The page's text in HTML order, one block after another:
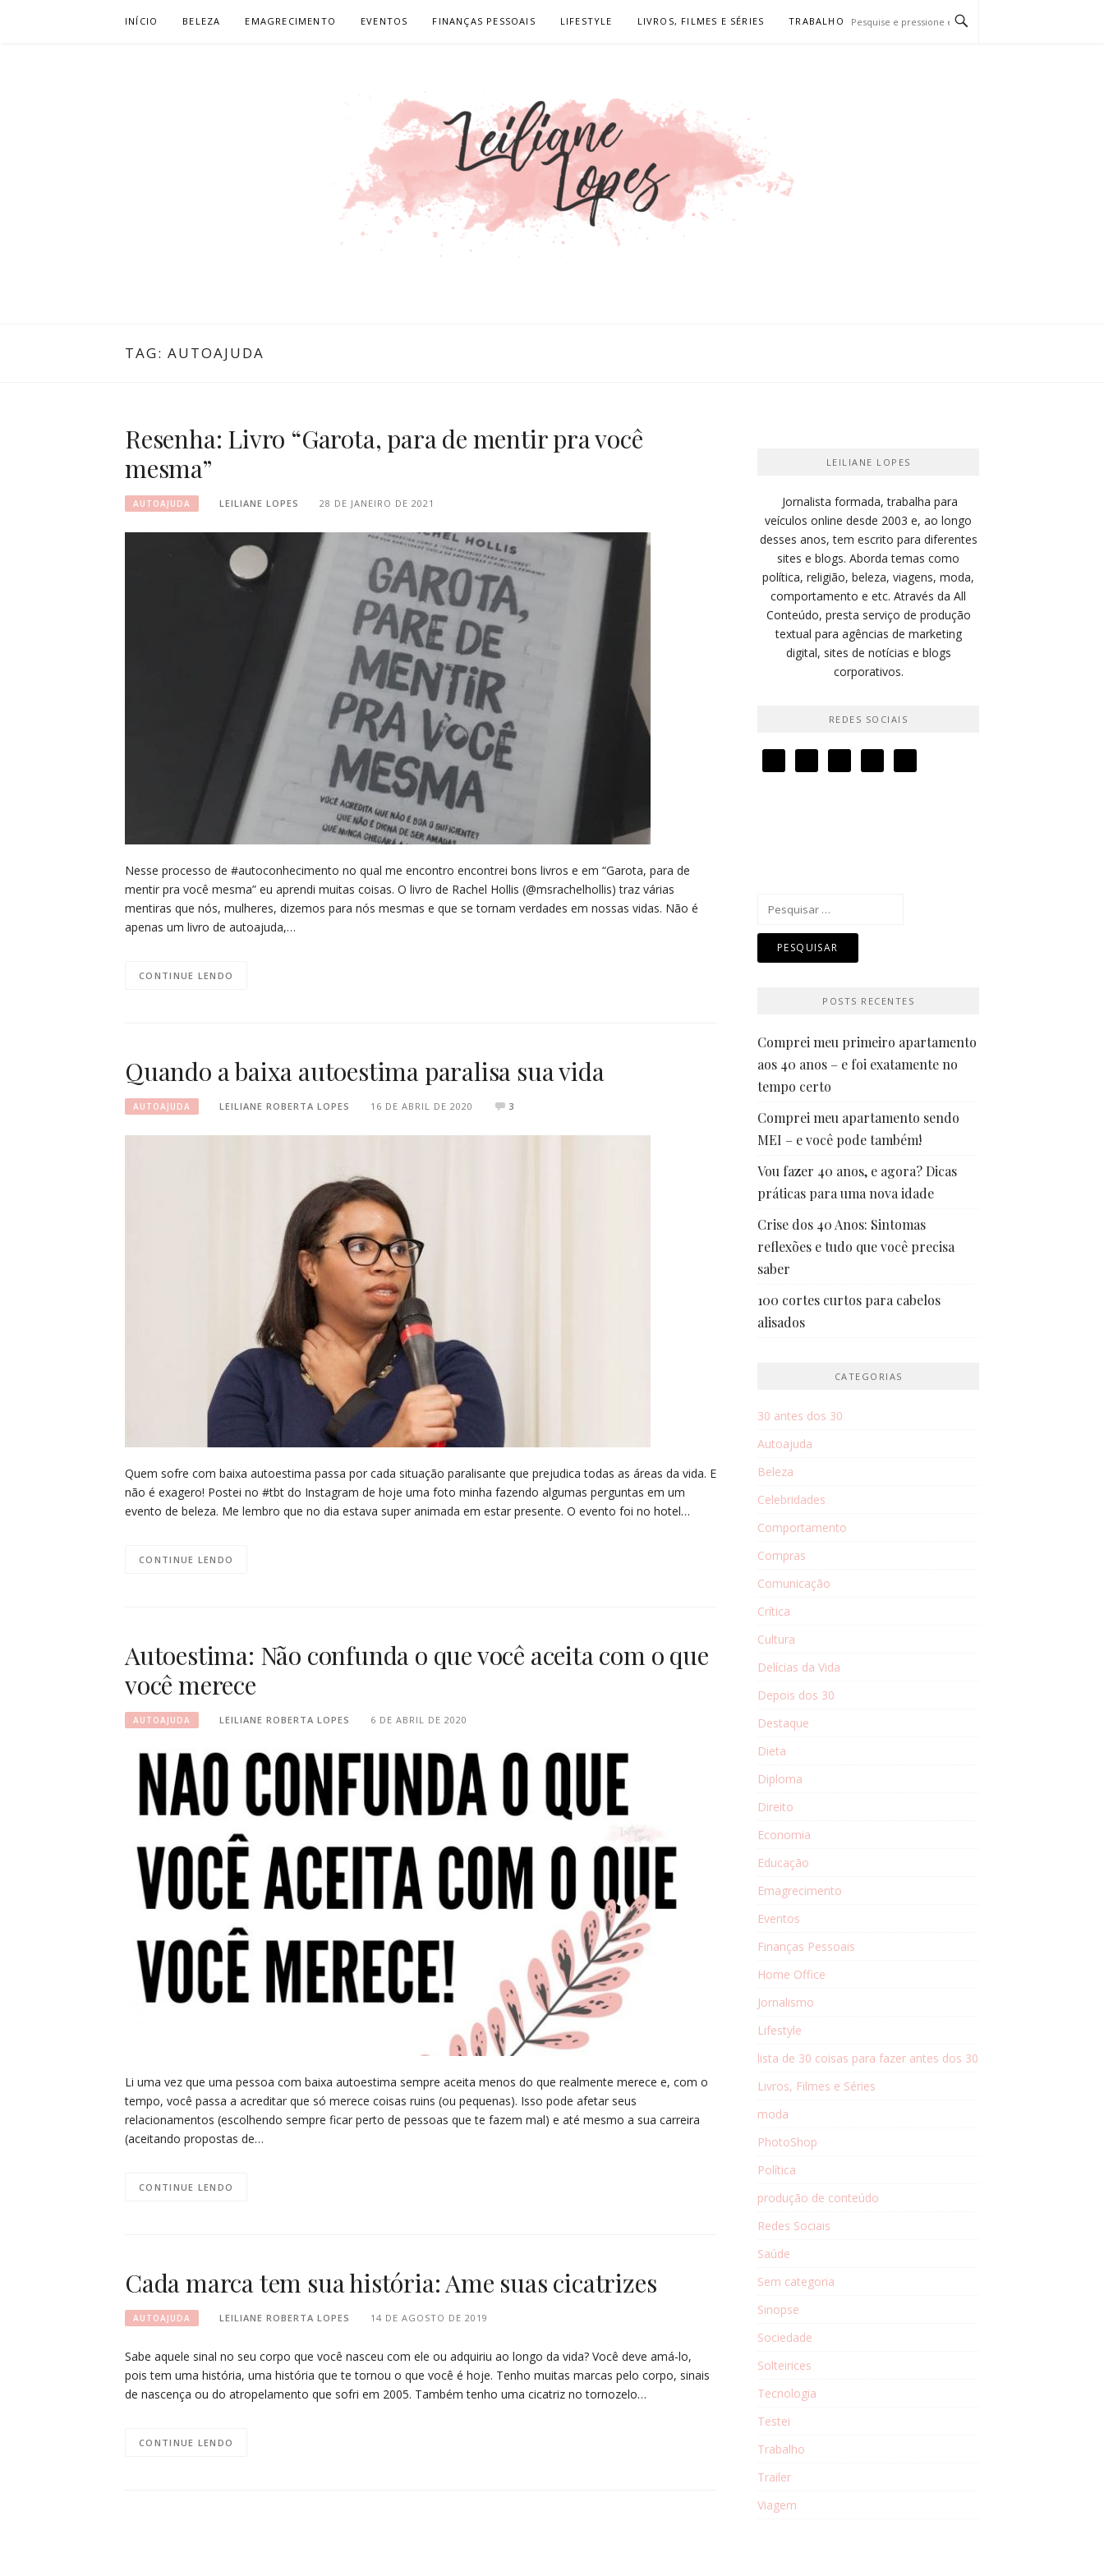
INÍCIO BELEZA EMAGRECIMENTO EVENTOS FINANÇAS PESSOAIS LIFESTYLE LIVROS, FILMES E SÉRIES TRABALHO
TAG: AUTOAJUDA
Resenha: Livro “Garota, para de mentir pra você
mesma”
AUTOAJUDA LEILIANE LOPES 28 DE JANEIRO DE 2021
Nesse processo de #autoconhecimento no qual me encontro encontrei bons livros e em “Garota, para de
mentir pra você mesma” eu aprendi muitas coisas. O livro de Rachel Hollis (@msrachelhollis) traz várias
mentiras que nós, mulheres, dizemos para nós mesmas e que se tornam verdades em nossas vidas. Não é
apenas um livro de autoajuda,…
CONTINUE LENDO
Quando a baixa autoestima paralisa sua vida
AUTOAJUDA LEILIANE ROBERTA LOPES 16 DE ABRIL DE 2020 3
Quem sofre com baixa autoestima passa por cada situação paralisante que prejudica todas as áreas da vida. E
não é exagero! Postei no #tbt do Instagram de hoje uma foto minha fazendo algumas perguntas em um
evento de beleza. Me lembro que no dia estava super animada em estar presente. O evento foi no hotel…
CONTINUE LENDO
Autoestima: Não confunda o que você aceita com o que
você merece
AUTOAJUDA LEILIANE ROBERTA LOPES 6 DE ABRIL DE 2020
Li uma vez que uma pessoa com baixa autoestima sempre aceita menos do que realmente merece e, com o
tempo, você passa a acreditar que só merece coisas ruins (ou pequenas). Isso pode afetar seus
relacionamentos (escolhendo sempre ficar perto de pessoas que te fazem mal) e até mesmo a sua carreira
(aceitando propostas de…
CONTINUE LENDO
Cada marca tem sua história: Ame suas cicatrizes
AUTOAJUDA LEILIANE ROBERTA LOPES 14 DE AGOSTO DE 2019
Sabe aquele sinal no seu corpo que você nasceu com ele ou adquiriu ao longo da vida? Você deve amá-lo,
pois tem uma história, uma história que te tornou o que você é hoje. Tenho muitas marcas pelo corpo, sinais
de nascença ou do atropelamento que sofri em 2005. Também tenho uma cicatriz no tornozelo…
CONTINUE LENDO
LEILIANE LOPES
Jornalista formada, trabalha para
veículos online desde 2003 e, ao longo
desses anos, tem escrito para diferentes
sites e blogs. Aborda temas como
política, religião, beleza, viagens, moda,
comportamento e etc. Através da All
Conteúdo, presta serviço de produção
textual para agências de marketing
digital, sites de notícias e blogs
corporativos.
REDES SOCIAIS
Pesquisar
POSTS RECENTES
Comprei meu primeiro apartamento
aos 40 anos – e foi exatamente no
tempo certo
Comprei meu apartamento sendo
MEI – e você pode também!
Vou fazer 40 anos, e agora? Dicas
práticas para uma nova idade
Crise dos 40 Anos: Sintomas
reflexões e tudo que você precisa
saber
100 cortes curtos para cabelos
alisados
CATEGORIAS
30 antes dos 30
Autoajuda
Beleza
Celebridades
Comportamento
Compras
Comunicação
Crítica
Cultura
Delícias da Vida
Depois dos 30
Destaque
Dieta
Diploma
Direito
Economia
Educação
Emagrecimento
Eventos
Finanças Pessoais
Home Office
Jornalismo
Lifestyle
lista de 30 coisas para fazer antes dos 30
Livros, Filmes e Séries
moda
PhotoShop
Política
produção de conteúdo
Redes Sociais
Saúde
Sem categoria
Sinopse
Sociedade
Solteirices
Tecnologia
Testei
Trabalho
Trailer
Viagem